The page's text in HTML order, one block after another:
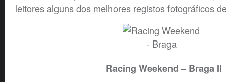
leitores alguns dos melhores registos fotográficos
Racing Weekend – Braga II